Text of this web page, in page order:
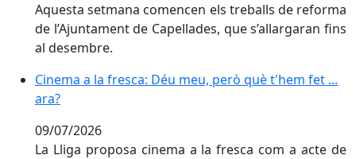
Aquesta setmana comencen els treballs de reforma
de l’Ajuntament de Capellades, que s’allargaran fins
al desembre.
Cinema a la fresca: Déu meu, però què t'hem fet ...
Cinema a la fresca: Déu meu, però què t'hem fet ...
ara?
09/07/2026
La Lliga proposa cinema a la fresca com a acte de